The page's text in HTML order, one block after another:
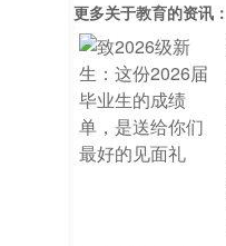
更多关于教育的资讯：